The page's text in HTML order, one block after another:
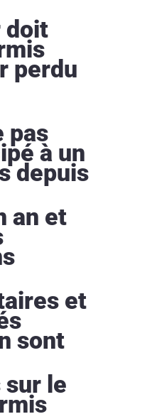
doit
perdu
pas
à un
depuis
an et
et
sont
le